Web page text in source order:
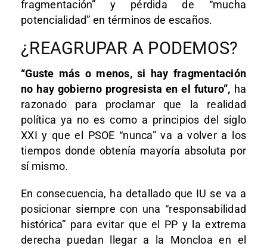
fragmentación” y pérdida de “mucha
potencialidad” en términos de escaños.
¿REAGRUPAR A PODEMOS?
“Guste más o menos, si hay fragmentación
no hay gobierno progresista en el futuro”, ha
razonado para proclamar que la realidad
política ya no es como a principios del siglo
XXI y que el PSOE “nunca” va a volver a los
tiempos donde obtenía mayoría absoluta por
sí mismo.
En consecuencia, ha detallado que IU se va a
posicionar siempre con una “responsabilidad
histórica” para evitar que el PP y la extrema
derecha puedan llegar a la Moncloa en el